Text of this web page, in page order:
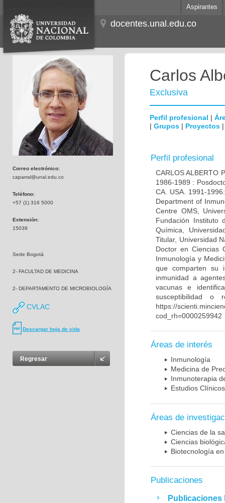
Aspirantes
docentes.unal.edu.co
Correo electrónico:
caparral@unal.edu.co
Teléfono:
+57 (1) 316 5000
Extensión:
15039
Sede Bogotá
2- FACULTAD DE MEDICINA
2- DEPARTAMENTO DE MICROBIOLOGÍA
CVLAC
Descargar hoja de vida
Regresar
Carlos
Exclusiva
Perfil profesional |
| Grupos | Proyectos
Perfil profesional
CARLOS ALBERTO
1986-1989 :
CA. USA. 1991-
Department of
Centre OMS,
Fundación Instituto
Química,
Titular, Universidad
Doctor en Ciencias
Inmunología y
que comparten su
inmunidad a
vacunas e
susceptibilidad o
https://
cod_rh=0000259942
Áreas de interés
Inmunología
Medicina de
Inmunoterapia
Estudios Clínicos
Áreas de
Ciencias de la
Ciencias
Biotecnología
Publicaciones
Publicaciones